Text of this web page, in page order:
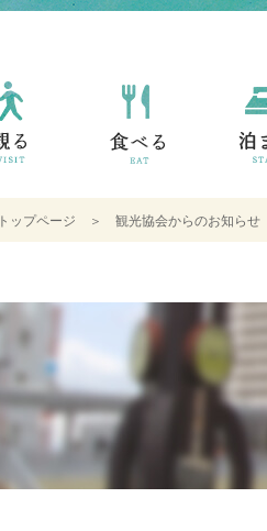
トップページ ＞ 観光協会からのお知らせ